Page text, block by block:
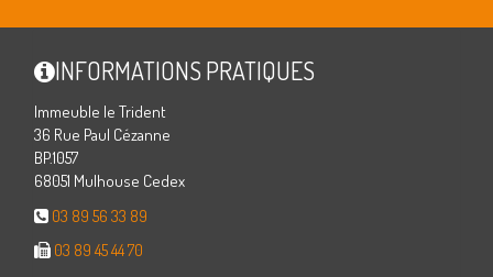
INFORMATIONS PRATIQUES
Immeuble le Trident
36 Rue Paul Cézanne
BP.1057
68051 Mulhouse Cedex
03 89 56 33 89
03 89 45 44 70